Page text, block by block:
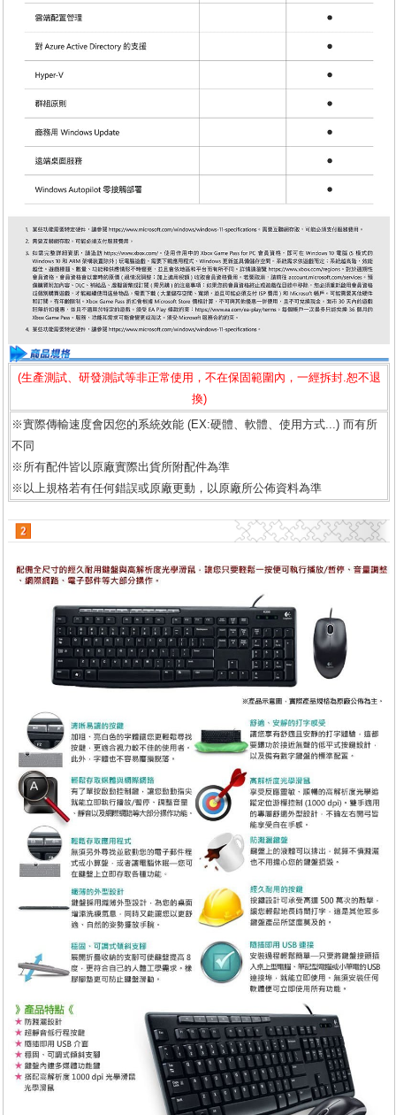
(生產測試、研發測試等非正常使用，不在保固範圍內，一經拆封.恕不退
換)
※實際傳輸速度會因您的系統效能 (EX:硬體、軟體、使用方式...) 而有所
不同
※所有配件皆以原廠實際出貨所附配件為準
※以上規格若有任何錯誤或原廠更動，以原廠所公佈資料為準